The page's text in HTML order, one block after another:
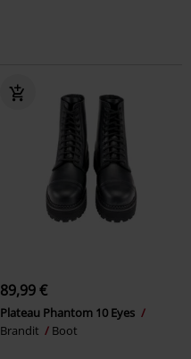
89,99 €
Plateau Phantom 10 Eyes
Brandit
Boot